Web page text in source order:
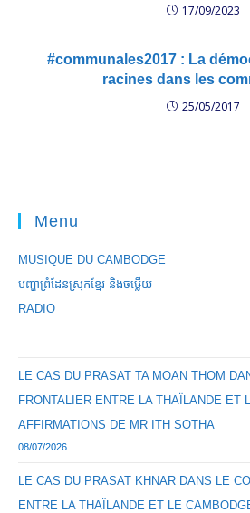
17/09/2023
#communales2017 : La
racines dans les
25/05/2017
Menu
MUSIQUE DU CAMBODGE
បញ្ហាព្រំដែនស្រុកខ្មែរ និងចឞ្លើយ
RADIO
LE CAS DU PRASAT TA MOAN THOM
FRONTALIER ENTRE LA THAÏLANDE ET
AFFIRMATIONS DE MR ITH SOTHA
08/07/2026
LE CAS DU PRASAT KHNAR DANS LE
ENTRE LA THAÏLANDE ET LE